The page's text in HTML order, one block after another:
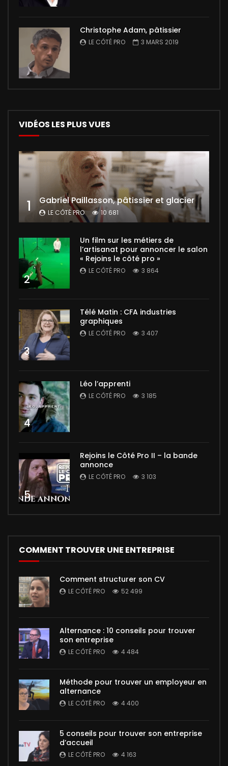
Christophe Adam, pâtissier
LE CÔTÉ PRO 3 MARS 2019
VIDÉOS LES PLUS VUES
1 Gabriel Paillasson, pâtissier et glacier
LE CÔTÉ PRO 10 681
2
Un film sur les métiers de
l’artisanat pour annoncer le salon
« Rejoins le côté pro »
LE CÔTÉ PRO 3 864
3
Télé Matin : CFA industries
graphiques
LE CÔTÉ PRO 3 407
4
Léo l’apprenti
LE CÔTÉ PRO 3 185
5
Rejoins le Côté Pro II – la bande
annonce
LE CÔTÉ PRO 3 103
COMMENT TROUVER UNE ENTREPRISE
Comment structurer son CV
LE CÔTÉ PRO 52 499
Alternance : 10 conseils pour trouver
son entreprise
LE CÔTÉ PRO 4 484
Méthode pour trouver un employeur en
alternance
LE CÔTÉ PRO 4 400
5 conseils pour trouver son entreprise
d’accueil
LE CÔTÉ PRO 4 163